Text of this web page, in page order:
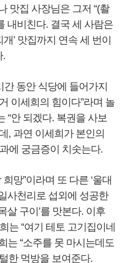
맛집 사장님은 그저 “(촬
내비친다. 결국 세 사람은
’ 맛집까지 연속 세 번이
.
간 동안 식당에 들어가지
이세희의 힘이다”라며 놀
“안 되겠다. 복권을 사보
, 과연 이세희가 본인의
에 궁금증이 치솟는다.
망”이라며 또 다른 ‘울대
사천리로 섭외에 성공한
살 구이’를 맛본다. 이후
는 “여기 테토 고기집이네
는 “소주를 못 마시는데도
한 먹방을 보여준다.